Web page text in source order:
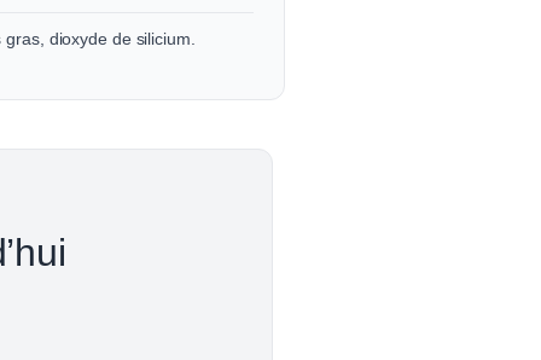
dioxyde de silicium.